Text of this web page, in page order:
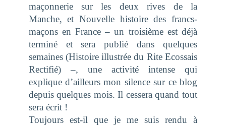
maçonnerie sur les deux rives de la
Manche, et Nouvelle histoire des francs-
maçons en France – un troisième est déjà
terminé et sera publié dans quelques
semaines (Histoire illustrée du Rite Ecossais
Rectifié) –, une activité intense qui
explique d’ailleurs mon silence sur ce blog
depuis quelques mois. Il cessera quand tout
sera écrit !
Toujours est-il que je me suis rendu à